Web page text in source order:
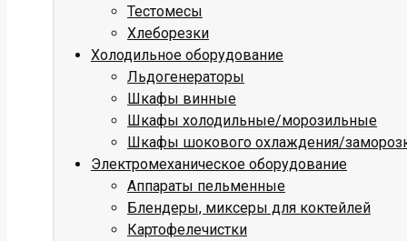
Тестомесы
Хлеборезки
Холодильное оборудование
Льдогенераторы
Шкафы винные
Шкафы холодильные/морозильные
Шкафы шокового охлаждения/
Электромеханическое оборудование
Аппараты пельменные
Блендеры, миксеры для коктейлей
Картофелечистки